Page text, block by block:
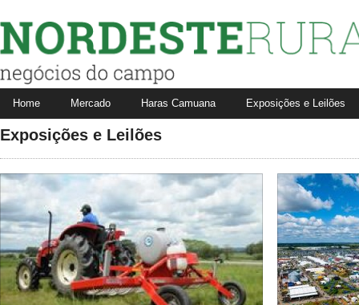
Nordeste Rural
Fale conosco Anuncie aqui
Home Mercado
Aves
Bovinos
e
Bubalinos
Cavalos
Suínos
Haras Camuana Exposições e Leilões
Exposições e Leilões